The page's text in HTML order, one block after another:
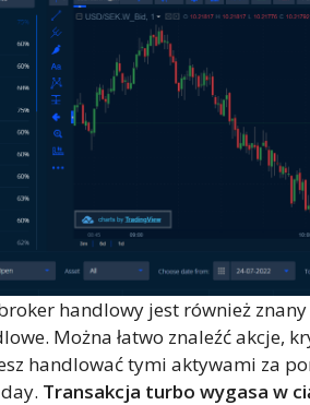
handlowy jest również
Można łatwo znaleźć akcje,
handlować tymi aktywami za
Transakcja turbo wygasa w